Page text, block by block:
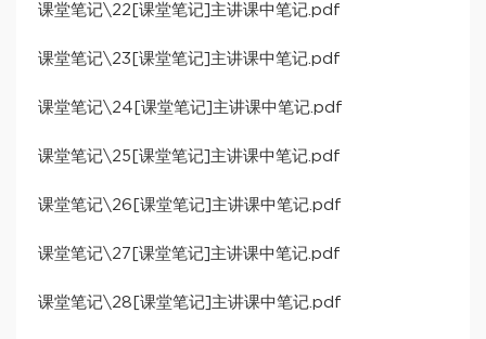
课堂笔记\22[课堂笔记]主讲课中笔记.pdf
课堂笔记\23[课堂笔记]主讲课中笔记.pdf
课堂笔记\24[课堂笔记]主讲课中笔记.pdf
课堂笔记\25[课堂笔记]主讲课中笔记.pdf
课堂笔记\26[课堂笔记]主讲课中笔记.pdf
课堂笔记\27[课堂笔记]主讲课中笔记.pdf
课堂笔记\28[课堂笔记]主讲课中笔记.pdf